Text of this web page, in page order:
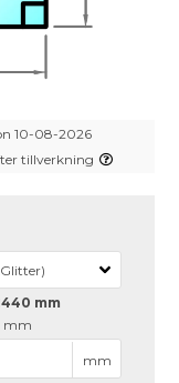
10-08-2026
tillverkning
mm
mm
mm